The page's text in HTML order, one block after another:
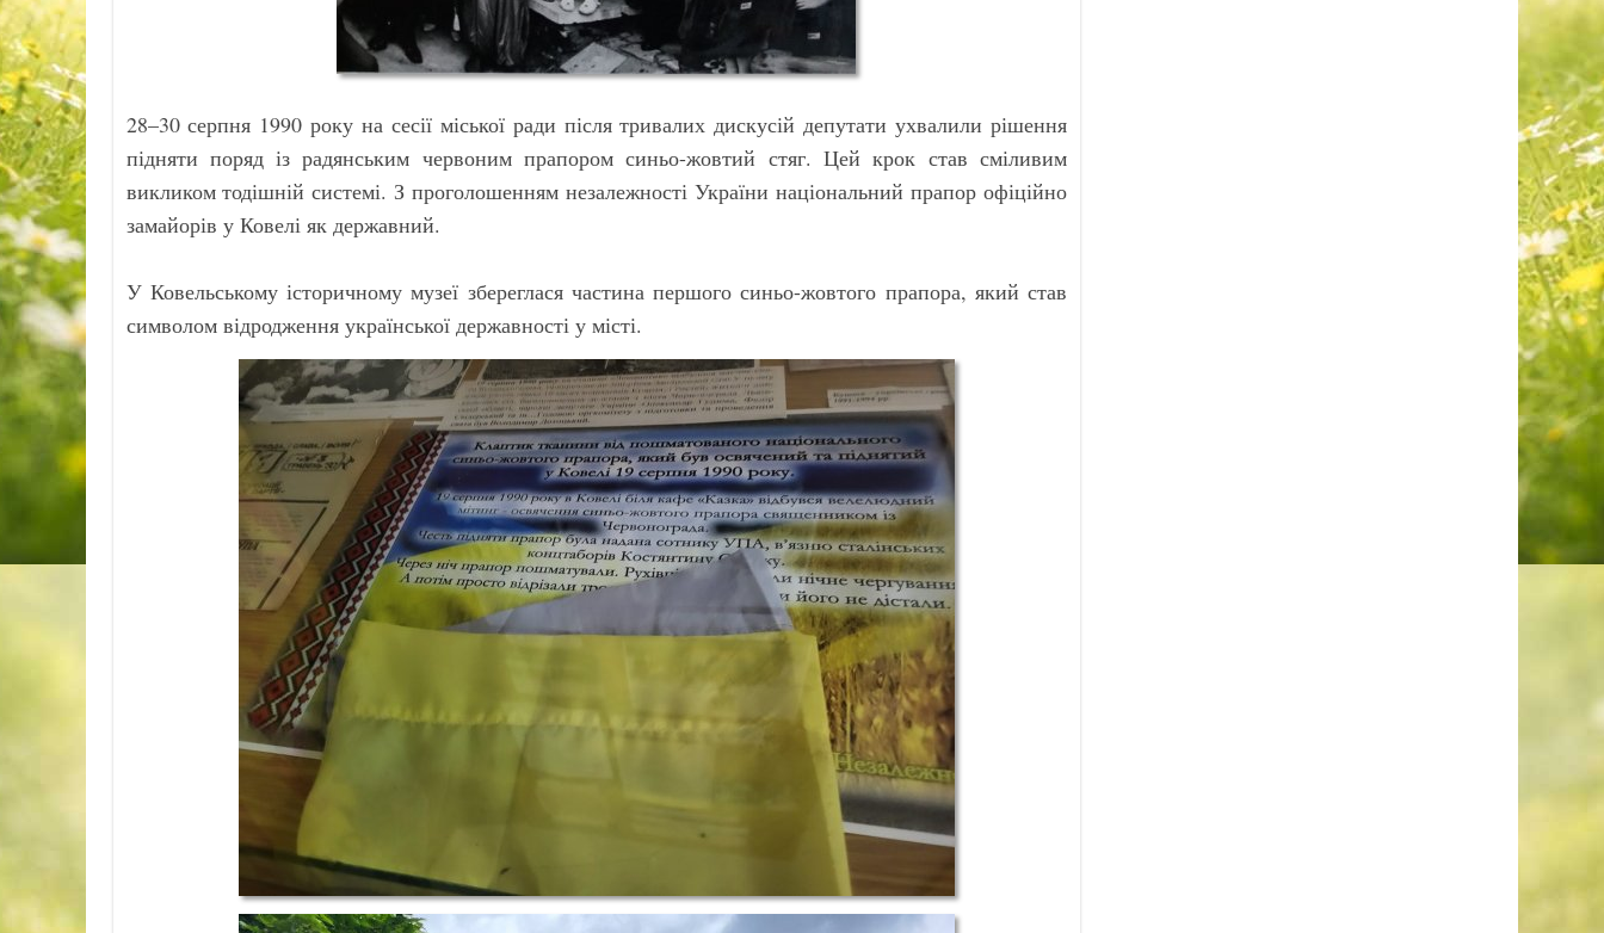
28–30 серпня 1990 року на сесії міської ради після тривалих дискусій депутати ухвалили рішення
підняти поряд із радянським червоним прапором синьо-жовтий стяг. Цей крок став сміливим
викликом тодішній системі. З проголошенням незалежності України національний прапор офіційно
замайорів у Ковелі як державний.
У Ковельському історичному музеї збереглася частина першого синьо-жовтого прапора, який став
символом відродження української державності у місті.